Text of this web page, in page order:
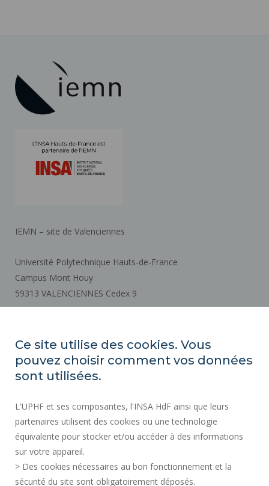
IEMN – site de Valenciennes
Université Polytechnique Hauts-de-France
Campus Mont Houy
59313 VALENCIENNES Cedex 9
ACTES RÉGLEMENTAIRES
ESPACE PRESSE
RECRUTEMENTS
SERVICES PUBLICS +
CRÉDITS
Ce site utilise des cookies. Vous
pouvez choisir comment vos données
sont utilisées.
L'UPHF et ses composantes, l'INSA HdF ainsi que leurs
partenaires utilisent des cookies ou une technologie
équivalente pour stocker et/ou accéder à des informations
sur votre appareil.
> Des cookies nécessaires au bon fonctionnement et la
sécurité du site sont obligatoirement déposés.